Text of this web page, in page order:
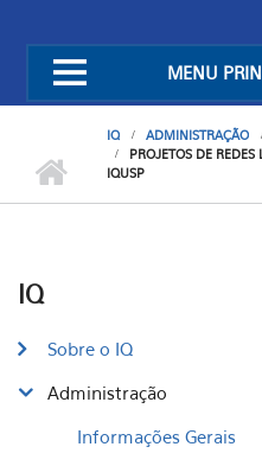
MENU
IQ ADMINISTRAÇÃO
PROJETOS DE
IQUSP
IQ
Sobre o IQ
Administração
Informações Gerais